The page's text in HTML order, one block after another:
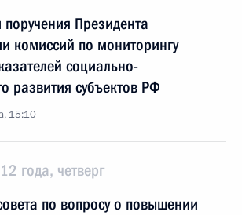
Президента
комиссий по мониторингу
социально-
развития субъектов РФ
15:10
года, четверг
по вопросу о повышении